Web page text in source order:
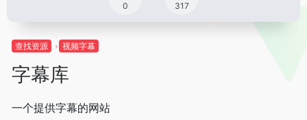
0 317
查找资源 视频字幕
字幕库
一个提供字幕的网站